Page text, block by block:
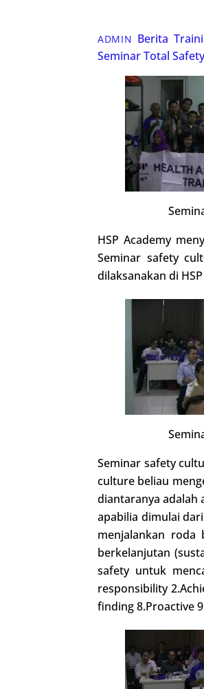
ADMIN Berita
Seminar Total
HSP Academy
Seminar safety
dilaksanakan di
Seminar safety
culture beliau
diantaranya adalah
apabilia dimulai
menjalankan roda
berkelanjutan
safety untuk
responsibility
finding 8.Proactive